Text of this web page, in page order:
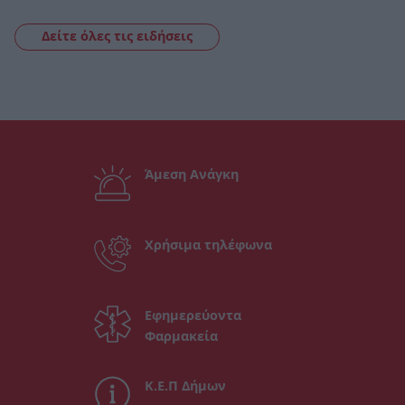
Δείτε όλες τις ειδήσεις
Άμεση Ανάγκη
Χρήσιμα τηλέφωνα
Εφημερεύοντα
Φαρμακεία
Κ.Ε.Π Δήμων